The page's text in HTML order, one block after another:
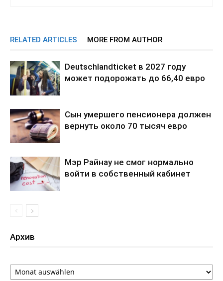
RELATED ARTICLES MORE FROM AUTHOR
Deutschlandticket в 2027 году
может подорожать до 66,40 евро
Сын умершего пенсионера должен
вернуть около 70 тысяч евро
Мэр Райнау не смог нормально
войти в собственный кабинет
Архив
Архив